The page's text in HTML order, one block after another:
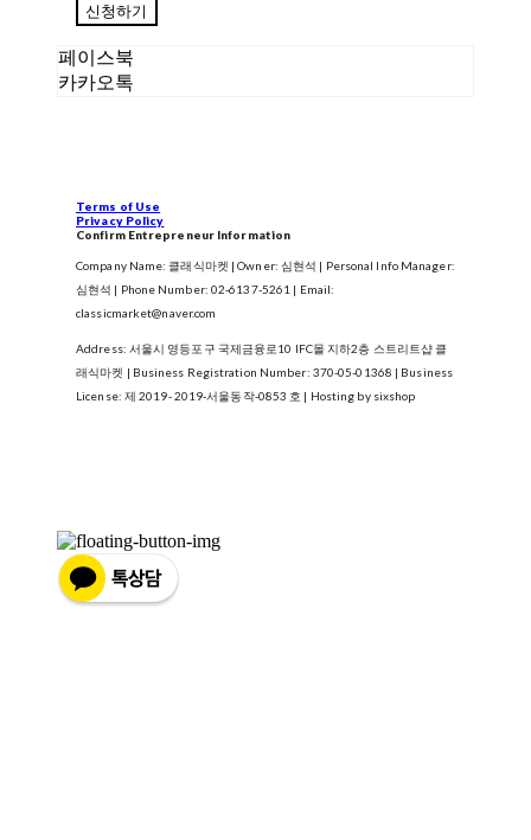
신청하기
페이스북
카카오톡
Terms of Use
Privacy Policy
Confirm Entrepreneur Information
Company Name: 클래식마켓 | Owner: 심현석 | Personal Info Manager:
심현석 | Phone Number: 02-6137-5261 | Email:
classicmarket@naver.com
Address: 서울시 영등포구 국제금융로10 IFC몰 지하2층 스트리트샵 클
래식마켓 | Business Registration Number: 370-05-01368 | Business
License: 제 2019- 2019-서울동작-0853 호 | Hosting by sixshop